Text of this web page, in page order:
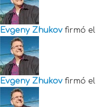
Evgeny Zhukov firmó el
Evgeny Zhukov firmó el